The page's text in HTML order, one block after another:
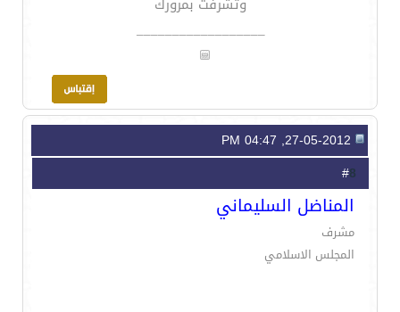
__________________
8
المناضل السليماني
مشرف
المجلس الاسلامي